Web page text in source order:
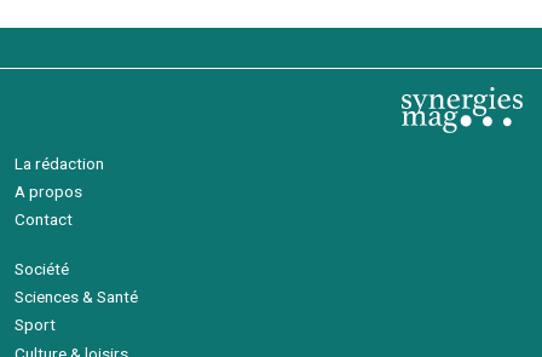
La rédaction
A propos
Contact
Société
Sciences & Santé
Sport